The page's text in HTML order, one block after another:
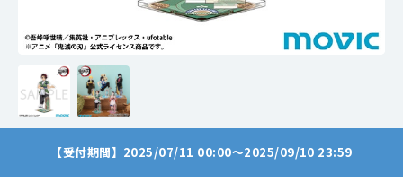
【受付期間】2025/07/11 00:00～2025/09/10 23:59